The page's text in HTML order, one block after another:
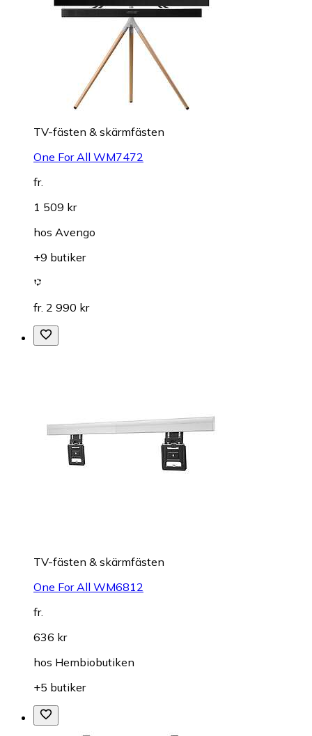
TV-fästen & skärmfästen
One For All WM7472
fr.
1 509 kr
hos Avengo
+9 butiker
fr. 2 990 kr
TV-fästen & skärmfästen
One For All WM6812
fr.
636 kr
hos Hembiobutiken
+5 butiker